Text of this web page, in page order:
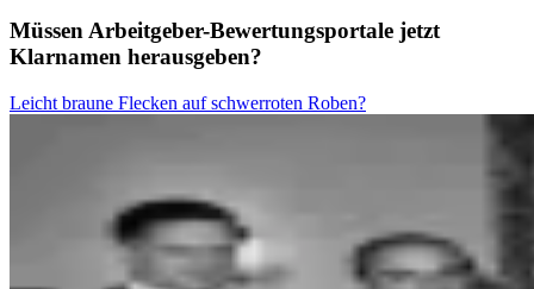
Müssen Arbeitgeber-Bewertungsportale jetzt
Klarnamen herausgeben?
Leicht braune Flecken auf schwerroten Roben?